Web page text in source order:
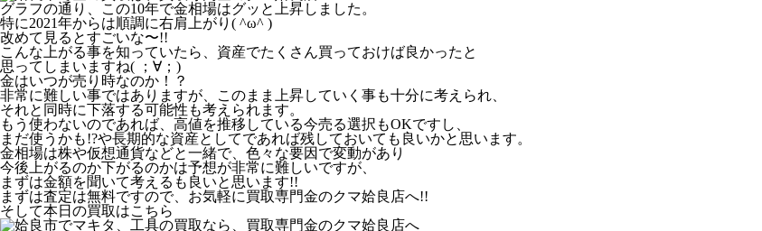
グラフの通り、この10年で金相場はグッと上昇しました。
特に2021年からは順調に右肩上がり( ^ω^ )
改めて見るとすごいな〜!!
こんな上がる事を知っていたら、資産でたくさん買っておけば良かったと
思ってしまいますね( ；∀；)
金はいつが売り時なのか！？
非常に難しい事ではありますが、このまま上昇していく事も十分に考えられ、
それと同時に下落する可能性も考えられます。
もう使わないのであれば、高値を推移している今売る選択もOKですし、
まだ使うかも!?や長期的な資産としてであれば残しておいても良いかと思います。
金相場は株や仮想通貨などと一緒で、色々な要因で変動があり
今後上がるのか下がるのかは予想が非常に難しいですが、
まずは金額を聞いて考えるも良いと思います!!
まずは査定は無料ですので、お気軽に買取専門金のクマ姶良店へ!!
そして本日の買取はこちら